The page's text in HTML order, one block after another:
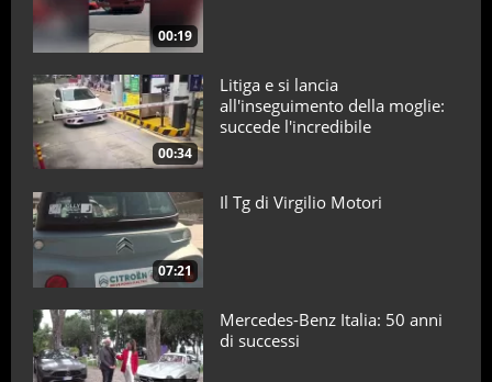
00:19
00:34
Litiga e si lancia
all'inseguimento della moglie:
succede l'incredibile
07:21
Il Tg di Virgilio Motori
Mercedes-Benz Italia: 50 anni
di successi